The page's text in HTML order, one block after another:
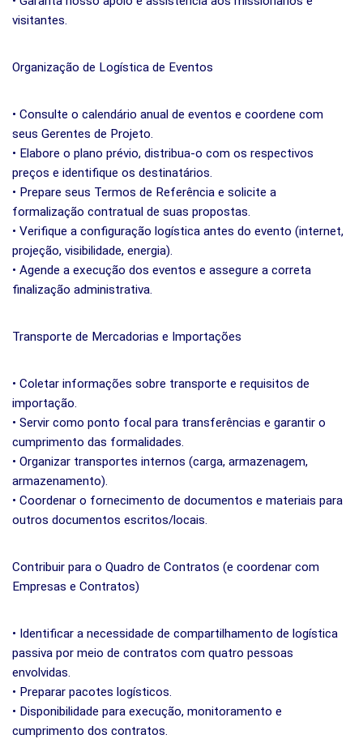
visitantes.
Organização de Logística de Eventos
• Consulte o calendário anual de eventos e coordene com
seus Gerentes de Projeto.
• Elabore o plano prévio, distribua-o com os respectivos
preços e identifique os destinatários.
• Prepare seus Termos de Referência e solicite a
formalização contratual de suas propostas.
• Verifique a configuração logística antes do evento (internet,
projeção, visibilidade, energia).
• Agende a execução dos eventos e assegure a correta
finalização administrativa.
Transporte de Mercadorias e Importações
• Coletar informações sobre transporte e requisitos de
importação.
• Servir como ponto focal para transferências e garantir o
cumprimento das formalidades.
• Organizar transportes internos (carga, armazenagem,
armazenamento).
• Coordenar o fornecimento de documentos e materiais para
outros documentos escritos/locais.
Contribuir para o Quadro de Contratos (e coordenar com
Empresas e Contratos)
• Identificar a necessidade de compartilhamento de logística
passiva por meio de contratos com quatro pessoas
envolvidas.
• Preparar pacotes logísticos.
• Disponibilidade para execução, monitoramento e
cumprimento dos contratos.